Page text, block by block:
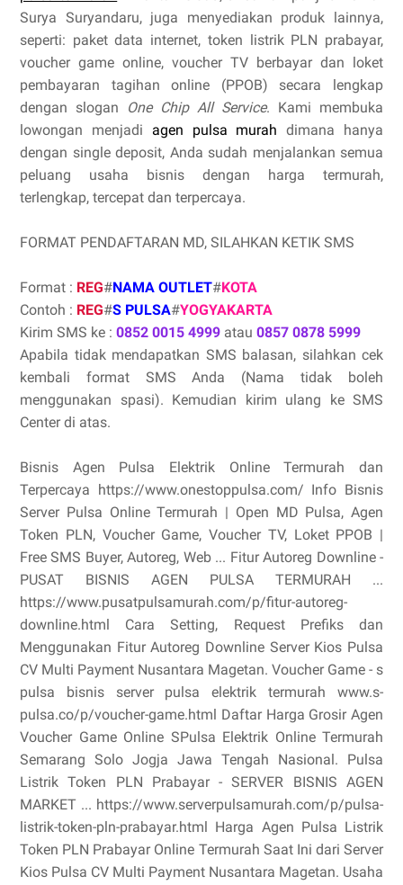
Surya Suryandaru, juga menyediakan produk lainnya,
seperti: paket data internet, token listrik PLN prabayar,
voucher game online, voucher TV berbayar dan loket
pembayaran tagihan online (PPOB) secara lengkap
dengan slogan
One Chip All Service. Kami membuka
lowongan menjadi agen pulsa murah dimana hanya
dengan single deposit, Anda sudah menjalankan semua
peluang usaha bisnis dengan harga termurah,
terlengkap, tercepat dan terpercaya.
FORMAT PENDAFTARAN MD, SILAHKAN KETIK SMS
Format : REG#NAMA OUTLET#KOTA
Contoh : REG#S PULSA#YOGYAKARTA
Kirim SMS ke : 0852 0015 4999 atau 0857 0878 5999
Apabila tidak mendapatkan SMS balasan, silahkan cek
kembali format SMS Anda (Nama tidak boleh
menggunakan spasi). Kemudian kirim ulang ke SMS
Center di atas.
Bisnis Agen Pulsa Elektrik Online Termurah dan
Terpercaya https://www.onestoppulsa.com/ Info Bisnis
Server Pulsa Online Termurah | Open MD Pulsa, Agen
Token PLN, Voucher Game, Voucher TV, Loket PPOB |
Free SMS Buyer, Autoreg, Web ... Fitur Autoreg Downline -
PUSAT BISNIS AGEN PULSA TERMURAH ...
https://www.pusatpulsamurah.com/p/fitur-autoreg-
downline.html Cara Setting, Request Prefiks dan
Menggunakan Fitur Autoreg Downline Server Kios Pulsa
CV Multi Payment Nusantara Magetan. Voucher Game - s
pulsa bisnis server pulsa elektrik termurah www.s-
pulsa.co/p/voucher-game.html Daftar Harga Grosir Agen
Voucher Game Online SPulsa Elektrik Online Termurah
Semarang Solo Jogja Jawa Tengah Nasional. Pulsa
Listrik Token PLN Prabayar - SERVER BISNIS AGEN
MARKET ... https://www.serverpulsamurah.com/p/pulsa-
listrik-token-pln-prabayar.html Harga Agen Pulsa Listrik
Token PLN Prabayar Online Termurah Saat Ini dari Server
Kios Pulsa CV Multi Payment Nusantara Magetan. Usaha